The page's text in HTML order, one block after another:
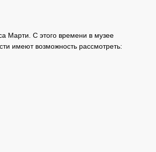
Марти. С этого времени в музее
имеют возможность рассмотреть: